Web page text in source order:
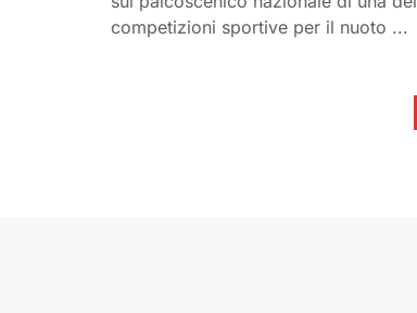
competizioni sportive per il nuoto ...